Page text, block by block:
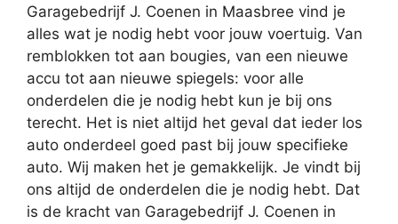
Garagebedrijf J. Coenen in Maasbree vind je
alles wat je nodig hebt voor jouw voertuig. Van
remblokken tot aan bougies, van een nieuwe
accu tot aan nieuwe spiegels: voor alle
onderdelen die je nodig hebt kun je bij ons
terecht. Het is niet altijd het geval dat ieder los
auto onderdeel goed past bij jouw specifieke
auto. Wij maken het je gemakkelijk. Je vindt bij
ons altijd de onderdelen die je nodig hebt. Dat
is de kracht van Garagebedrijf J. Coenen in